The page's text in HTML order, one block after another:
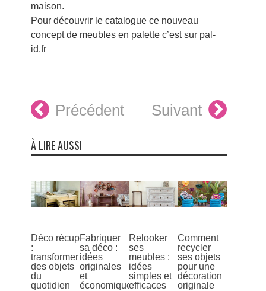
maison.
Pour découvrir le catalogue ce nouveau
concept de meubles en palette c’est sur pal-
id.fr
Précédent Suivant
À LIRE AUSSI
Déco récup
:
transformer
des objets
du
quotidien
Fabriquer
sa déco :
idées
originales
et
économiques
Relooker
ses
meubles :
idées
simples et
efficaces
Comment
recycler
ses objets
pour une
décoration
originale